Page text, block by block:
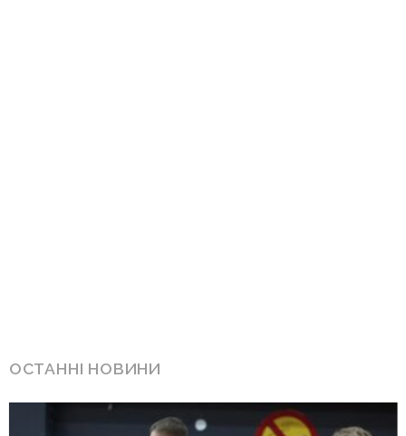
ОСТАННІ НОВИНИ